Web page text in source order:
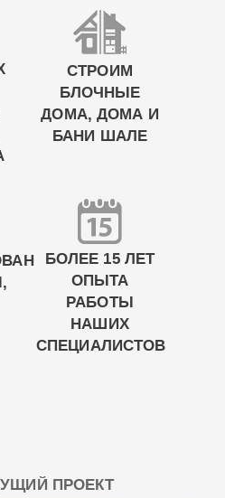
СТРОИМ
БЛОЧНЫЕ
ДОМА, ДОМА И
БАНИ ШАЛЕ
БОЛЕЕ 15 ЛЕТ
ОПЫТА
РАБОТЫ
НАШИХ
СПЕЦИАЛИСТОВ
ПРОЕКТ